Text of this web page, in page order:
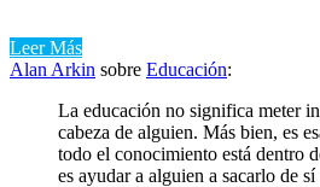
Leer Más
Alan Arkin sobre Educación:
La educación no significa meter
cabeza de alguien. Más bien, es
todo el conocimiento está dentro
es ayudar a alguien a sacarlo de